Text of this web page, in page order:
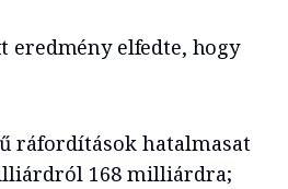
eredmény elfedte, hogy
ráfordítások hatalmasat
168 milliárdra;